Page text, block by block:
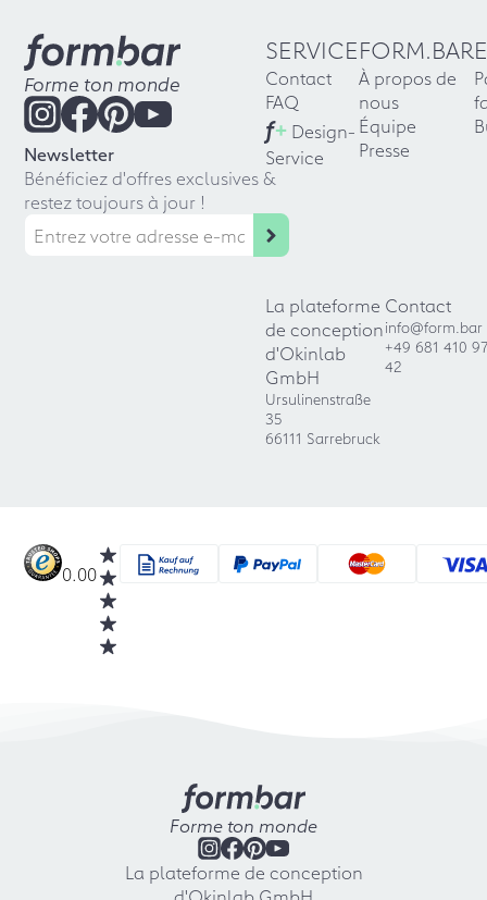
Forme ton monde
Newsletter
Bénéficiez d'offres exclusives &
restez toujours à jour !
SERVICE
Contact
FAQ
f+ Design-
Service
FORM.BAR
À propos de
nous
Équipe
Presse
La plateforme
de conception
d'Okinlab
GmbH
Ursulinenstraße
35
66111 Sarrebruck
Contact
info@form.bar
+49 681 410
42
0.00
Forme ton monde
La plateforme de conception